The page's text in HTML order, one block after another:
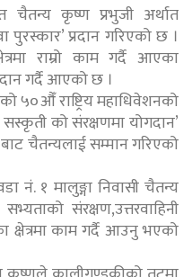
चैतन्य कृष्ण प्रभुजी अर्थात
पुरस्कार’ प्रदान गरिएको छ ।
राम्रो काम गर्दै आएका
गर्दै आएको छ ।
राष्ट्रिय महाधिवेशनको
को संरक्षणमा योगदान’
बाट चैतन्यलाई सम्मान गरिएको
नं. १ मालुङ्गा निवासी चैतन्य
संरक्षण,उत्तरवाहिनी
क्षेत्रमा काम गर्दै आउनु भएको